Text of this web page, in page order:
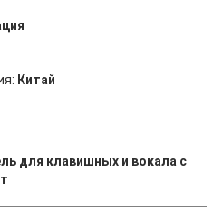
Китай
для клавишных и вокала с